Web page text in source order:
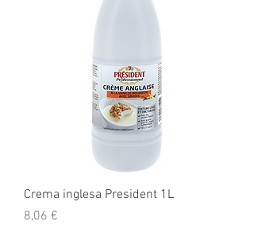
Crema inglesa President 1L
Precio
8,06 €